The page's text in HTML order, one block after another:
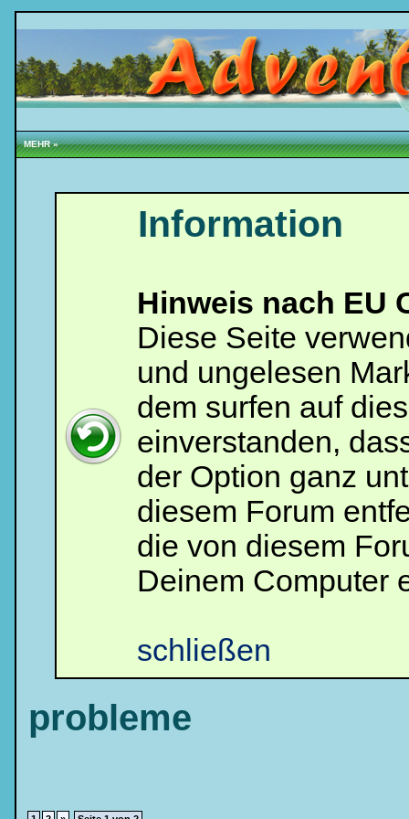
MEHR »
Information
Hinweis nach EU
Diese Seite
und ungelesen
dem surfen auf
einverstanden,
der Option ganz
diesem Forum
die von diesem
Deinem Computer
schließen
probleme